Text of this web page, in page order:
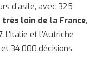
d’asile, avec 325
très loin de la France,
et l’Autriche
34 000 décisions